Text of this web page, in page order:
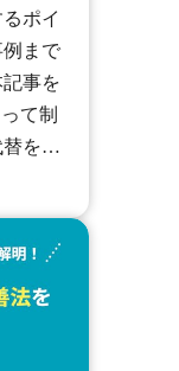
ポイ
まで
事を
て制
を見